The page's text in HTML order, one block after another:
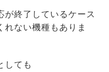
が終了しているケース
れない機種もありま
しても